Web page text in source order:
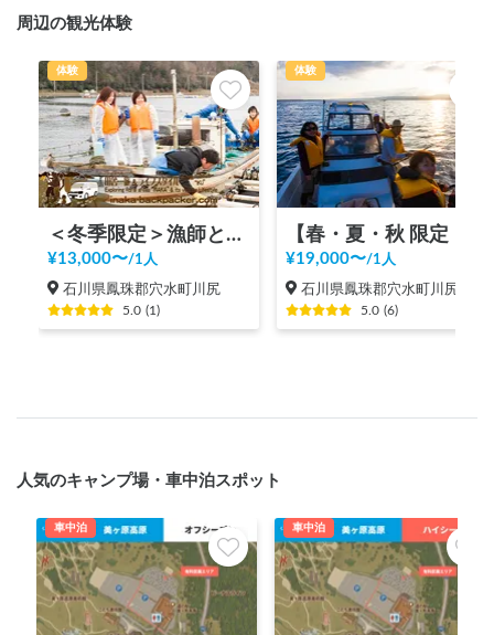
周辺の観光体験
体験
＜冬季限定＞漁師と牡蠣の水揚げ体験 1～2.5時間前後！牡蠣半缶と奥能登キャンピングカーで1周プレゼント！！
¥13,000〜/1人
石川県鳳珠郡穴水町川尻
5.0 (1 )
体験
¥19,000〜/1人
石川県鳳珠郡穴水町川尻
5.0 (6)
人気のキャンプ場・車中泊スポット
車中泊 車中泊